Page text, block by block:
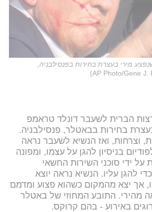
מירי בעצרת בחירות בפנסילבניה,
הברית לשעבר דונלד טראמפ
בחירות בבאטלר, פנסילבניה.
וצרחות, ואז הנשיא לשעבר נראה
בניסיון להגן על עצמו, ומפונה
על ידי סוכני השירות החשאי
להגן עליו. הנשיא נראה יוצא
אך יצא מהמקום כשהוא פצוע ומדמם
מהירי. התובע המחוזי של באטלר
באירוע - בהם קרוקס.